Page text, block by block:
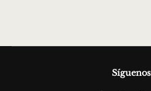
Síguenos